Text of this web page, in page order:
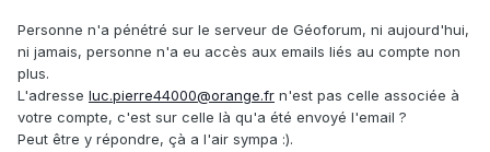
Personne n'a pénétré sur le serveur de Géoforum, ni aujourd'hui,
ni jamais, personne n'a eu accès aux emails liés au compte non
plus.
L'adresse luc.pierre44000@orange.fr n'est pas celle associée à
votre compte, c'est sur celle là qu'a été envoyé l'email ?
Peut être y répondre, çà a l'air sympa :).